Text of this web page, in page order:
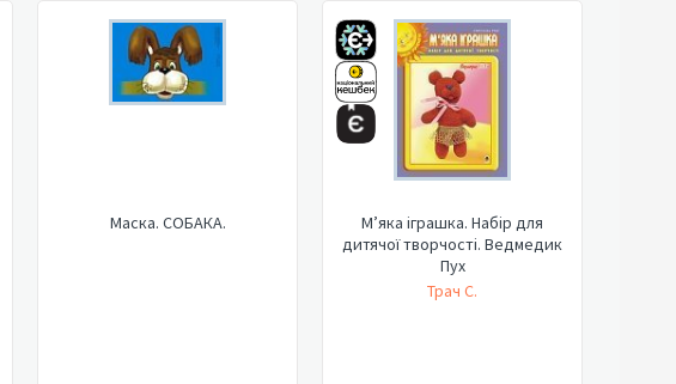
Маска. СОБАКА.
М’яка іграшка. Набір для
дитячої творчості. Ведмедик
Пух
Трач С.